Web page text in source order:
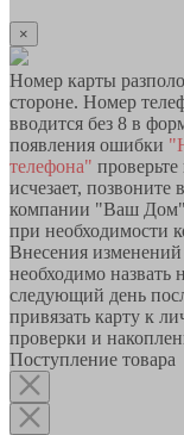
×
Номер карты
стороне. Номер
вводится без 8 в
появления ошибки
телефона"
исчезает,
компании "Ваш
при необходимости
Внесения
необходимо
следующий день
привязать карту к
проверки и
Поступление товара